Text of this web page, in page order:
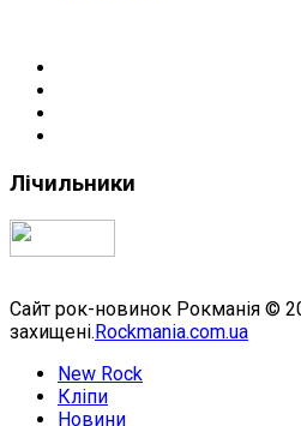
Лічильники
Сайт рок-новинок Рокманія ©
захищені.Rockmania.com.ua
New Rock
Кліпи
Новини